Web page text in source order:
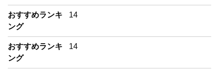
おすすめランキ
ング
14
おすすめランキ
ング
14